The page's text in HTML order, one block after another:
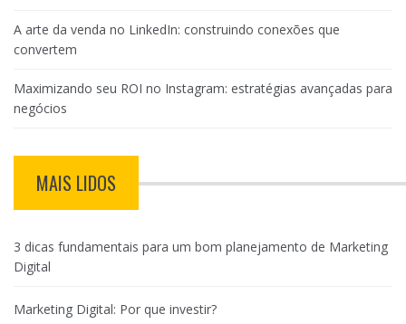
A arte da venda no LinkedIn: construindo conexões que
convertem
Maximizando seu ROI no Instagram: estratégias avançadas para
negócios
MAIS LIDOS
3 dicas fundamentais para um bom planejamento de Marketing
Digital
Marketing Digital: Por que investir?